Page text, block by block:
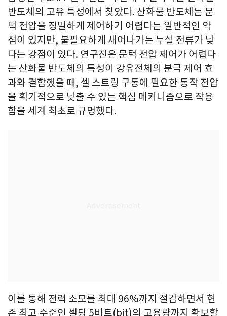
반도체의 고유 특성에서 찾았다. 산화물 반도체는 문
턱 전압을 정밀하게 제어하기 어렵다는 일반적인 약
점이 있지만, 불필요하게 새어나가는 누설 전류가 낮
다는 강점이 있다. 연구진은 문턱 전압 제어가 어렵다
는 산화물 반도체의 특성이 강유전체의 분극 제어 효
과와 결합했을 때, 셀 스트링 구동에 필요한 동작 전압
을 획기적으로 낮출 수 있는 핵심 메커니즘으로 작용
함을 세계 최초로 규명했다.
이를 통해 전력 소모를 최대 96%까지 절감하면서 현
존 최고 수준인 셀당 5비트(bit)의 고용량까지 확보할